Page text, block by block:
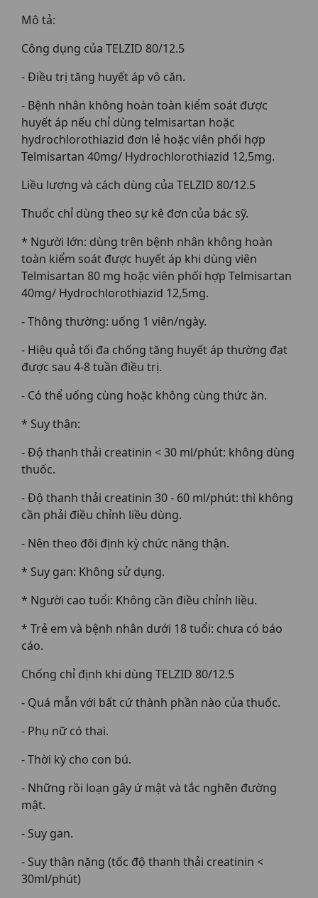
Mô tả:
Công dụng của TELZID 80/12.5
- Điều trị tăng huyết áp vô căn.
- Bệnh nhân không hoàn toàn kiểm soát được
huyết áp nếu chỉ dùng telmisartan hoặc
hydrochlorothiazid đơn lẻ hoặc viên phối hợp
Telmisartan 40mg/ Hydrochlorothiazid 12,5mg.
Liều lượng và cách dùng của TELZID 80/12.5
Thuốc chỉ dùng theo sự kê đơn của bác sỹ.
* Người lớn: dùng trên bệnh nhân không hoàn
toàn kiểm soát được huyết áp khi dùng viên
Telmisartan 80 mg hoặc viên phối hợp Telmisartan
40mg/ Hydrochlorothiazid 12,5mg.
- Thông thường: uống 1 viên/ngày.
- Hiệu quả tối đa chống tăng huyết áp thường đạt
được sau 4-8 tuần điều trị.
- Có thể uống cùng hoặc không cùng thức ăn.
* Suy thận:
- Độ thanh thải creatinin < 30 ml/phút: không dùng
thuốc.
- Độ thanh thải creatinin 30 - 60 ml/phút: thì không
cần phải điều chỉnh liều dùng.
- Nên theo đõi định kỳ chức năng thận.
* Suy gan: Không sử dụng.
* Người cao tuổi: Không cần điều chỉnh liều.
* Trẻ em và bệnh nhân dưới 18 tuổi: chưa có báo
cáo.
Chống chỉ định khi dùng TELZID 80/12.5
- Quá mẫn với bất cứ thành phần nào của thuốc.
- Phụ nữ có thai.
- Thời kỳ cho con bú.
- Những rồi loạn gây ứ mật và tắc nghẽn đường
mật.
- Suy gan.
- Suy thận nặng (tốc độ thanh thải creatinin <
30ml/phút)